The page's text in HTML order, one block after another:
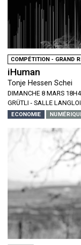
COMPÉTITION - GRAND
iHuman
Tonje Hessen Schei
DIMANCHE 8 MARS
GRÜTLI - SALLE
ECONOMIE